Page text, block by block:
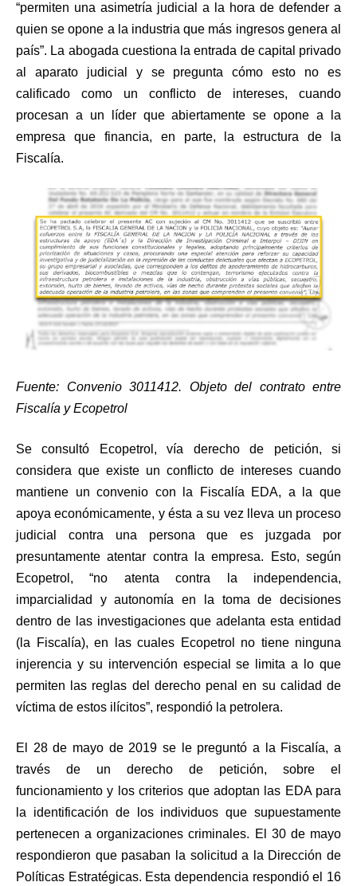
“permiten una asimetría judicial a la hora de defender a
quien se opone a la industria que más ingresos genera al
país”. La abogada cuestiona la entrada de capital privado
al aparato judicial y se pregunta cómo esto no es
calificado como un conflicto de intereses, cuando
procesan a un líder que abiertamente se opone a la
empresa que financia, en parte, la estructura de la
Fiscalía.
Fuente: Convenio 3011412. Objeto del contrato entre
Fiscalía y Ecopetrol
Se consultó Ecopetrol, vía derecho de petición, si
considera que existe un conflicto de intereses cuando
mantiene un convenio con la Fiscalía EDA, a la que
apoya económicamente, y ésta a su vez lleva un proceso
judicial contra una persona que es juzgada por
presuntamente atentar contra la empresa. Esto, según
Ecopetrol, “no atenta contra la independencia,
imparcialidad y autonomía en la toma de decisiones
dentro de las investigaciones que adelanta esta entidad
(la Fiscalía), en las cuales Ecopetrol no tiene ninguna
injerencia y su intervención especial se limita a lo que
permiten las reglas del derecho penal en su calidad de
víctima de estos ilícitos”, respondió la petrolera.
El 28 de mayo de 2019 se le preguntó a la Fiscalía, a
través de un derecho de petición, sobre el
funcionamiento y los criterios que adoptan las EDA para
la identificación de los individuos que supuestamente
pertenecen a organizaciones criminales. El 30 de mayo
respondieron que pasaban la solicitud a la Dirección de
Políticas Estratégicas. Esta dependencia respondió el 16